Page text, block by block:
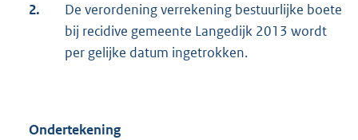
2.
De verordening verrekening bestuurlijke boete
bij recidive gemeente Langedijk 2013 wordt
per gelijke datum ingetrokken.
Ondertekening